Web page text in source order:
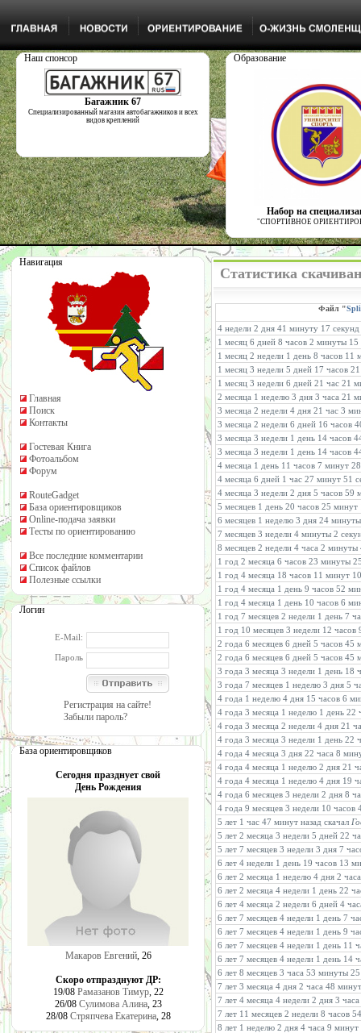
Наш спонсор
Багажник 67
Специализированный магазин автобагажников и всех
видов креплений
Образование
Набор на
"СПОРТИВНОЕ
Навигация
Главная
Поиск
Контакты
Гостевая Книга
Фотоальбом
Форум
RouteGadget
База ориентировщиков
Online-подача заявки
Тесты по ориентированию
Все последние комментарии
Список файлов
Полезные ссылки
Логин
E-Mail:
Пароль
Регистрация на сайте!
Забыли пароль?
База ориентировщиков
Сегодня празднует свой
День Рождения
Макаров Евгений, 26
Скоро отпразднуют ДР:
19/08 Рамазанов Тимур, 22
26/08 Сулимова Алина, 23
28/08 Стряпчева Екатерина, 28
Статистика
Файл "
4 недели 2 дня 41 минуту 17 секунд
1 месяц 6 дней 8 часов 2 минуты 15
1 месяц 2 недели 1 день 8 часов 11
1 месяц 3 недели 5 дней 17 часов
1 месяц 3 недели 6 дней 21 час 21
2 месяца 1 неделю 3 дня 3 часа 21
3 месяца 2 недели 4 дня 21 час 3
3 месяца 2 недели 6 дней 16 часов
3 месяца 3 недели 1 день 14 часов
3 месяца 3 недели 1 день 14 часов
4 месяца 1 день 11 часов 7 минут
4 месяца 6 дней 1 час 27 минут 51
4 месяца 3 недели 2 дня 5 часов 59
5 месяцев 1 день 20 часов 25 минут
6 месяцев 1 неделю 3 дня 24
7 месяцев 3 недели 4 минуты 2
8 месяцев 2 недели 4 часа 2 минуты
1 год 2 месяца 6 часов 23 минуты
1 год 4 месяца 18 часов 11 минут
1 год 4 месяца 1 день 9 часов 52
1 год 4 месяца 1 день 10 часов 6
1 год 7 месяцев 2 недели 1 день 7
1 год 10 месяцев 3 недели 12
2 года 6 месяцев 6 дней 5 часов 45
2 года 6 месяцев 6 дней 5 часов 45
3 года 3 месяца 3 недели 1 день 18
3 года 7 месяцев 1 неделю 3 дня 5
4 года 1 неделю 4 дня 15 часов 6
4 года 3 месяца 1 неделю 1 день 22
4 года 3 месяца 2 недели 4 дня 21
4 года 3 месяца 3 недели 1 день 22
4 года 4 месяца 3 дня 22 часа 8
4 года 4 месяца 1 неделю 2 дня 21
4 года 4 месяца 1 неделю 4 дня 19
4 года 6 месяцев 3 недели 2 дня 8
4 года 9 месяцев 3 недели 10
5 лет 1 час 47 минут назад скачал
5 лет 2 месяца 3 недели 5 дней 22
5 лет 7 месяцев 3 недели 3 дня 7
6 лет 4 недели 1 день 19 часов 13
6 лет 2 месяца 1 неделю 4 дня 2
6 лет 2 месяца 4 недели 1 день 22
6 лет 4 месяца 2 недели 6 дней 4
6 лет 7 месяцев 4 недели 1 день 7
6 лет 7 месяцев 4 недели 1 день 9
6 лет 7 месяцев 4 недели 1 день 11
6 лет 7 месяцев 4 недели 1 день 14
6 лет 8 месяцев 3 часа 53 минуты
7 лет 3 месяца 4 дня 2 часа 48
7 лет 4 месяца 4 недели 2 дня 3
7 лет 11 месяцев 2 недели 8 часов
8 лет 1 неделю 2 дня 4 часа 9 минут